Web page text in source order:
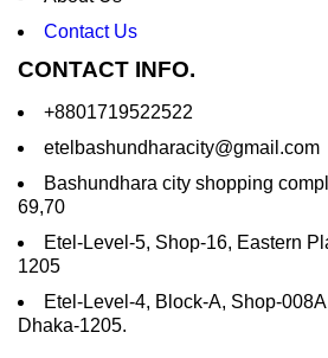
Contact Us
CONTACT INFO.
+8801719522522
etelbashundharacity@gmail.com
Bashundhara city shopping
69,70
Etel-Level-5, Shop-16, Eastern
1205
Etel-Level-4, Block-A, Shop-
Dhaka-1205.